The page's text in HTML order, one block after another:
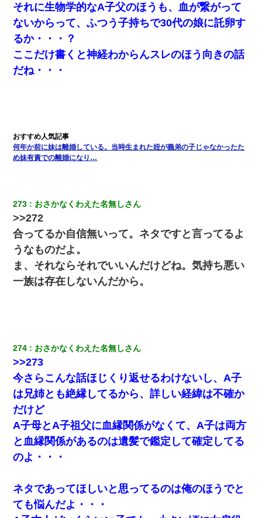
我が家のガレージに見知らぬ車。俺「もしもし、玄関にもシャッ
ターリモコンあるだろ？DOWNのボタン押してｗ」→ 待つこと１
時間弱・・・
それに生物学的なA子父のほうも、血が繋がって
ないからって、ふつう子持ちで30代の娘に託卵す
るか・・・？
ここだけ書くと神経わからんスレのほう向きの話
だね・・・
何年か前に妹は離婚している。当時生まれた姪が義弟の子じゃなかったた
め妹有責での離婚になり…
273 おさかなくわえた名無しさん
>>272
合ってるか自信無いって。ネタですと言ってるよ
うなものだよ。
ま、それならそれでいいんだけどね。気持ち悪い
一族は存在しないんだから。
274 おさかなくわえた名無しさん
>>273
今さらこんな話ほじくり返せるわけないし、A子
は兄姉とも絶縁してるから、詳しい経緯は不確か
だけど
A子母とA子祖父に血縁関係がなくて、A子は両方
と血縁関係があるのは遺髪で鑑定して確定してる
のよ・・・
ネタであってほしいと思ってるのは俺のほうでと
ても悩んだよ・・・